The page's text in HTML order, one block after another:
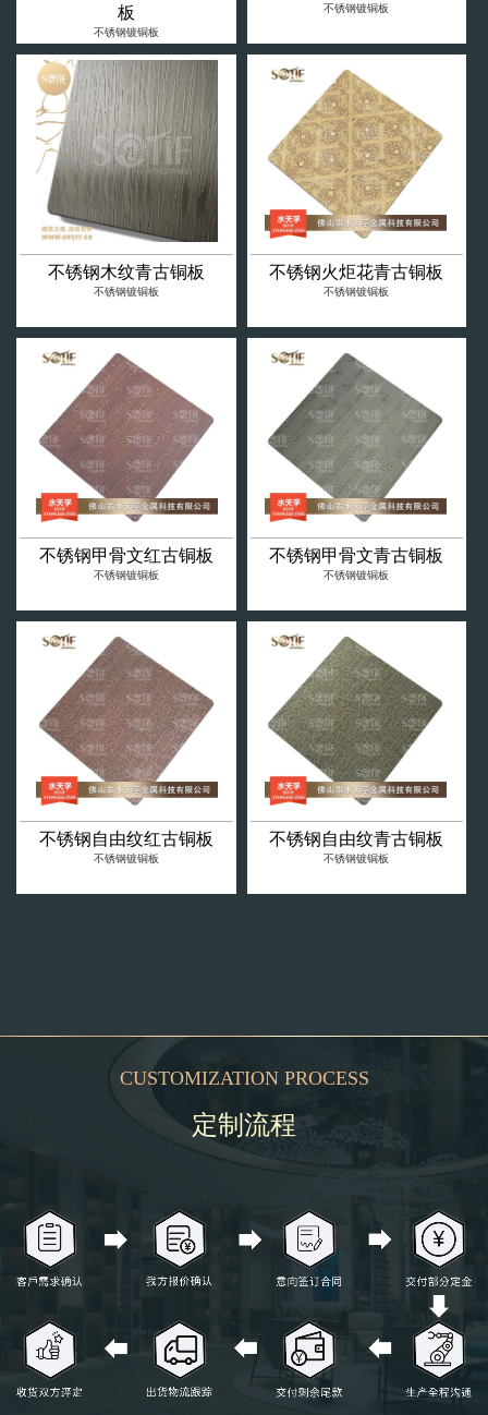
板
不锈钢镀铜板
不锈钢镀铜板
不锈钢木纹青古铜板
不锈钢镀铜板
不锈钢火炬花青古铜板
不锈钢镀铜板
不锈钢甲骨文红古铜板
不锈钢镀铜板
不锈钢甲骨文青古铜板
不锈钢镀铜板
不锈钢自由纹红古铜板
不锈钢镀铜板
不锈钢自由纹青古铜板
不锈钢镀铜板
CUSTOMIZATION PROCESS
定制流程